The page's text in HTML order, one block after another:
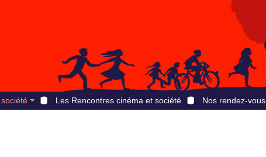
Les Rencontres cinéma et société Nos rendez-vous